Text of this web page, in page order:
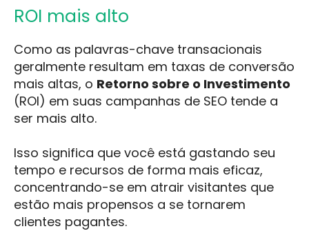
ROI mais alto
Como as palavras-chave transacionais
geralmente resultam em taxas de conversão
mais altas, o Retorno sobre o Investimento
(ROI) em suas campanhas de SEO tende a
ser mais alto.
Isso significa que você está gastando seu
tempo e recursos de forma mais eficaz,
concentrando-se em atrair visitantes que
estão mais propensos a se tornarem
clientes pagantes.